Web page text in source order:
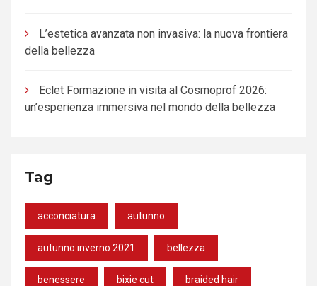
L’estetica avanzata non invasiva: la nuova frontiera
della bellezza
Eclet Formazione in visita al Cosmoprof 2026:
un’esperienza immersiva nel mondo della bellezza
Tag
acconciatura autunno
autunno inverno 2021 bellezza
benessere bixie cut braided hair